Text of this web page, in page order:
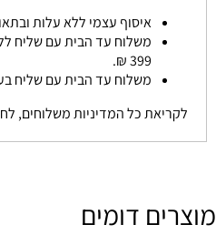
איסוף עצמי ללא עלות
משלוח עד הבית עם שליח
399 ₪.
משלוח עד הבית עם שליח
לקריאת כל המדיניות משלוחים,
מוצרים דומים